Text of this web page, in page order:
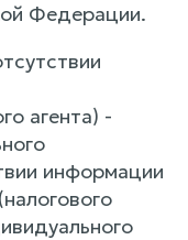
Федерации.
агента) -
информации